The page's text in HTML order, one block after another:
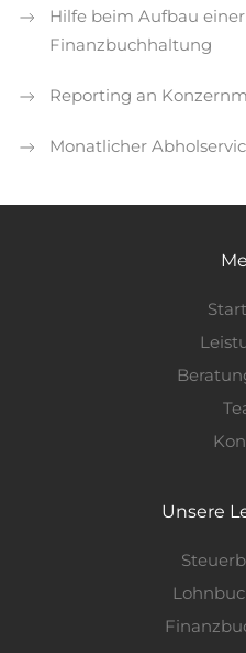
Hilfe beim Aufbau
Finanzbuchhaltung
Reporting an
Monatlicher
Unsere